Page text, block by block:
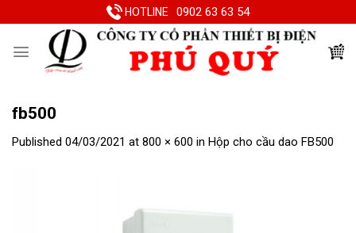
to
HOTLINE 0902 63 63 54
fb500
Published 04/03/2021 at 800 × 600 in Hộp cho cầu dao FB500